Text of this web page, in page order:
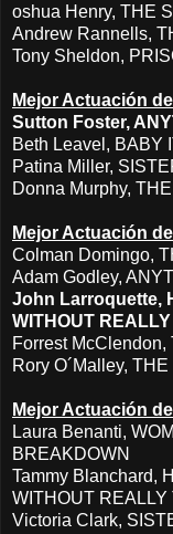
oshua Henry, THE
Andrew Rannells,
Tony Sheldon,
Mejor Actuación
Sutton Foster,
Beth Leavel, BABY
Patina Miller,
Donna Murphy,
Mejor Actuación
Colman Domingo,
Adam Godley,
John Larroquette,
WITHOUT
Forrest
Rory O´Malley,
Mejor Actuación
Laura Benanti,
BREAKDOWN
Tammy Blanchard,
WITHOUT REALLY
Victoria Clark,